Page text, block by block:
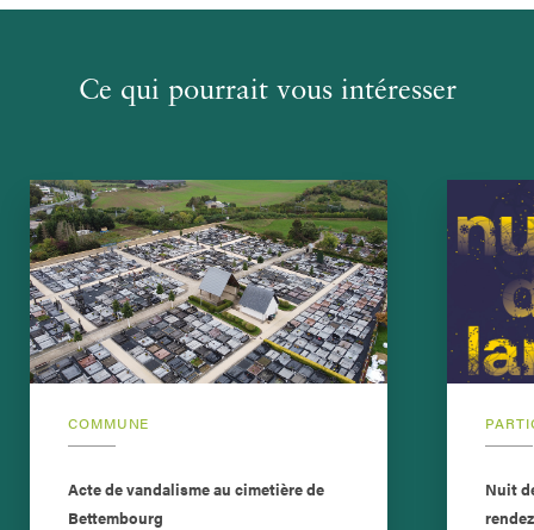
Ce qui pourrait vous intéresser
COMMUNE
Acte de vandalisme au cimetière de
Bettembourg
Nuit